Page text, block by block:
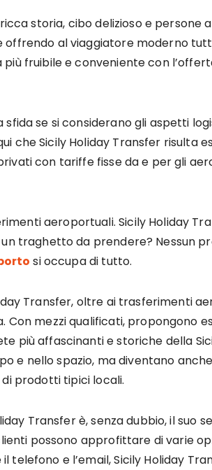
storia, cibo delizioso e persone
al viaggiatore moderno
fruibile e conveniente con
sfida se si considerano gli aspetti
che Sicily Holiday Transfer risulta
con tariffe fisse da e per gli
aeroportuali. Sicily Holiday
traghetto da prendere? Nessun
si occupa di tutto.
Transfer, oltre ai trasferimenti
Con mezzi qualificati, propongono
più affascinanti e storiche della
e nello spazio, ma diventano
prodotti tipici locali.
Transfer è, senza dubbio, il suo
possono approfittare di varie
telefono e l’email, Sicily Holiday